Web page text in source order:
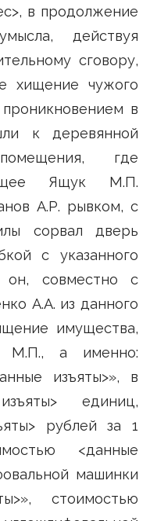
в продолжение
действуя
сговору,
хищение чужого
в
к деревянной
где
Ящук М.П.
А.Р. рывком, с
сорвал дверь
с указанного
он, совместно с
А.А. из данного
имущества,
М.П., а именно:
изъяты>», в
единиц,
рублей за 1
<данные
машинки
стоимостью